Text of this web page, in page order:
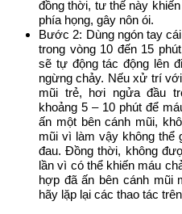
đồng thời, tư thế này
phía họng, gây nôn ói.
Bước 2: Dùng ngón tay
trong vòng 10 đến 15
sẽ tự động tác động lên
ngừng chảy. Nếu xử trí
mũi trẻ, hơi ngửa đầu
khoảng 5 – 10 phút để
ấn một bên cánh mũi,
mũi vì làm vậy không thể
đau. Đồng thời, không
lần vì có thể khiến máu
hợp đã ấn bên cánh mũi
hãy lặp lại các thao tác